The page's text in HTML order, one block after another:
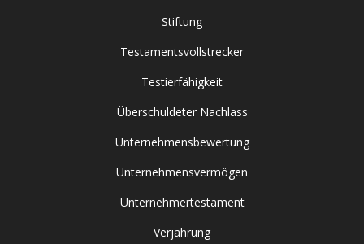
Stiftung
Testamentsvollstrecker
Testierfähigkeit
Überschuldeter Nachlass
Unternehmensbewertung
Unternehmensvermögen
Unternehmertestament
Verjährung